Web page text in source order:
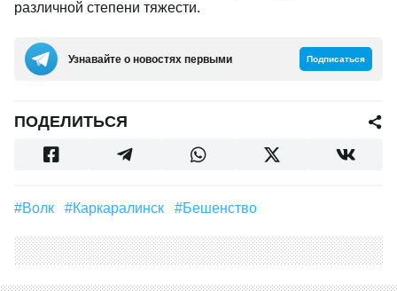
различной степени тяжести.
Узнавайте о новостях первыми Подписаться
ПОДЕЛИТЬСЯ
#Волк #Каркаралинск #бешенство